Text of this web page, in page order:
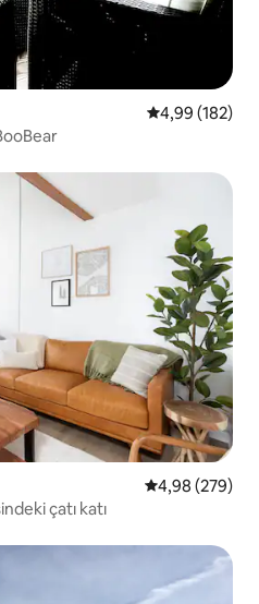
5 üzerinden
4,99 (182)
arasında
5 üzerinden
4,98 (279)
çatı katı